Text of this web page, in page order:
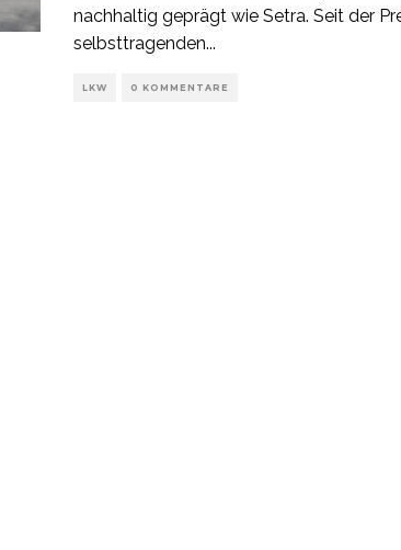
nachhaltig geprägt wie Setra. Seit der
selbsttragenden...
LKW 0 KOMMENTARE